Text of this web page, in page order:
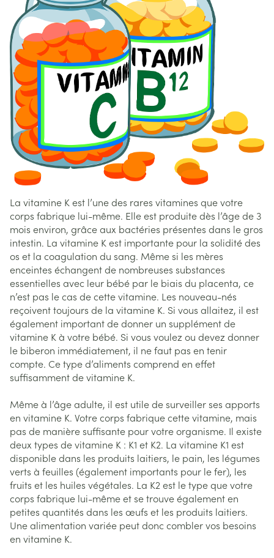
La vitamine K est l’une des rares vitamines que votre
corps fabrique lui-même. Elle est produite dès l’âge de 3
mois environ, grâce aux bactéries présentes dans le gros
intestin. La vitamine K est importante pour la solidité des
os et la coagulation du sang. Même si les mères
enceintes échangent de nombreuses substances
essentielles avec leur bébé par le biais du placenta, ce
n’est pas le cas de cette vitamine. Les nouveau-nés
reçoivent toujours de la vitamine K. Si vous allaitez, il est
également important de donner un supplément de
vitamine K à votre bébé. Si vous voulez ou devez donner
le biberon immédiatement, il ne faut pas en tenir
compte. Ce type d’aliments comprend en effet
suffisamment de vitamine K.
Même à l’âge adulte, il est utile de surveiller ses apports
en vitamine K. Votre corps fabrique cette vitamine, mais
pas de manière suffisante pour votre organisme. Il existe
deux types de vitamine K : K1 et K2. La vitamine K1 est
disponible dans les produits laitiers, le pain, les légumes
verts à feuilles (également importants pour le fer), les
fruits et les huiles végétales. La K2 est le type que votre
corps fabrique lui-même et se trouve également en
petites quantités dans les œufs et les produits laitiers.
Une alimentation variée peut donc combler vos besoins
en vitamine K.